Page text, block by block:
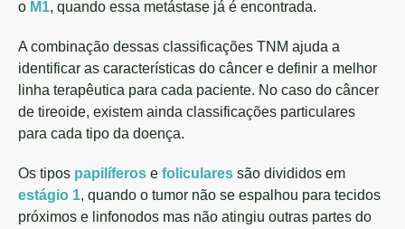
o M1, quando essa metástase já é encontrada.
A combinação dessas classificações TNM ajuda a
identificar as características do câncer e definir a melhor
linha terapêutica para cada paciente. No caso do câncer
de tireoide, existem ainda classificações particulares
para cada tipo da doença.
Os tipos papilíferos e foliculares são divididos em
estágio 1, quando o tumor não se espalhou para tecidos
próximos e linfonodos mas não atingiu outras partes do